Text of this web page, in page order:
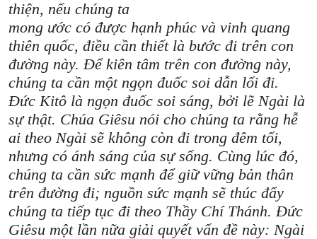
thiện, nếu chúng ta
mong ước có được hạnh phúc và vinh quang
thiên quốc, điều cần thiết là bước đi trên con
đường này. Để kiên tâm trên con đường này,
chúng ta cần một ngọn đuốc soi dẫn lối đi.
Đức Kitô là ngọn đuốc soi sáng, bởi lẽ Ngài là
sự thật. Chúa Giêsu nói cho chúng ta rằng hễ
ai theo Ngài sẽ không còn đi trong đêm tối,
nhưng có ánh sáng của sự sống. Cùng lúc đó,
chúng ta cần sức mạnh để giữ vững bản thân
trên đường đi; nguồn sức mạnh sẽ thúc đẩy
chúng ta tiếp tục đi theo Thầy Chí Thánh. Đức
Giêsu một lần nữa giải quyết vấn đề này: Ngài